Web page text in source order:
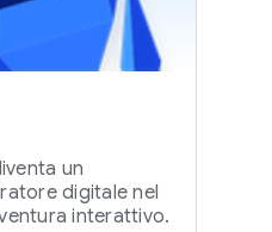
un
digitale nel
interattivo.